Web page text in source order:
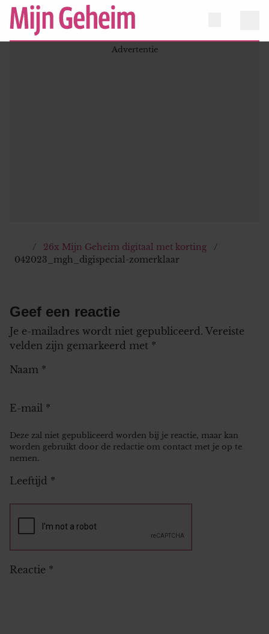
26x Mijn Geheim digitaal met korting
042023_mgh_digispecial-zomerklaar
Geef een reactie
Je e-mailadres wordt niet gepubliceerd. Vereiste
velden zijn gemarkeerd met *
Naam *
E-mail *
Deze zal niet gepubliceerd worden bij je reactie, maar kan
worden gebruikt door de redactie om contact met je op te
nemen.
Leeftijd *
Reactie *